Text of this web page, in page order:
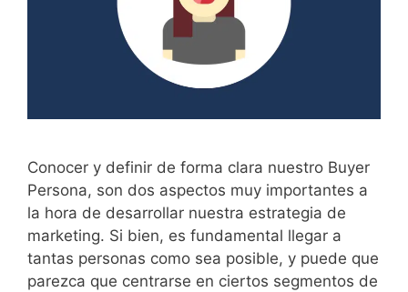
Conocer y definir de forma clara nuestro Buyer
Persona, son dos aspectos muy importantes a
la hora de desarrollar nuestra estrategia de
marketing. Si bien, es fundamental llegar a
tantas personas como sea posible, y puede que
parezca que centrarse en ciertos segmentos de